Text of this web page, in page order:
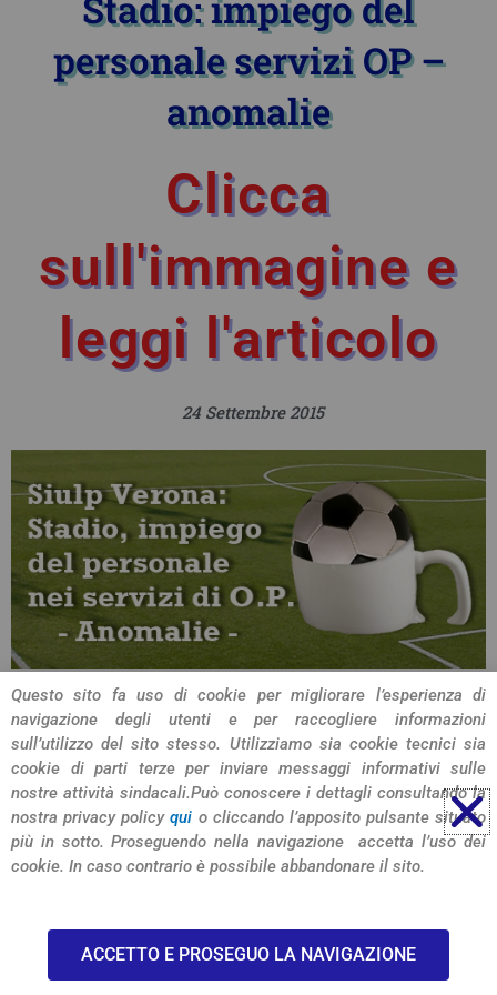
personale servizi OP –
anomalie
Clicca
sull'immagine e
leggi l'articolo
24 Settembre 2015
CONDIVIDI L'ARTICOLO
© 2026 SIULP Verona
Questo sito fa uso di cookie per migliorare l’esperienza di
navigazione degli utenti e per raccogliere informazioni
sull’utilizzo del sito stesso. Utilizziamo sia cookie tecnici sia
cookie di parti terze per inviare messaggi informativi sulle
nostre attività sindacali.Può conoscere i dettagli consultando la
nostra privacy policyqui o cliccando l’apposito pulsante situato
più in sotto. Proseguendo nella navigazione accetta l’uso dei
cookie. In caso contrario è possibile abbandonare il sito.
ACCETTO E PROSEGUO LA NAVIGAZIONE